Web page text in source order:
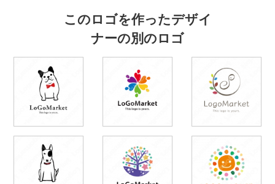
このロゴを作ったデザイ
ナーの別のロゴ